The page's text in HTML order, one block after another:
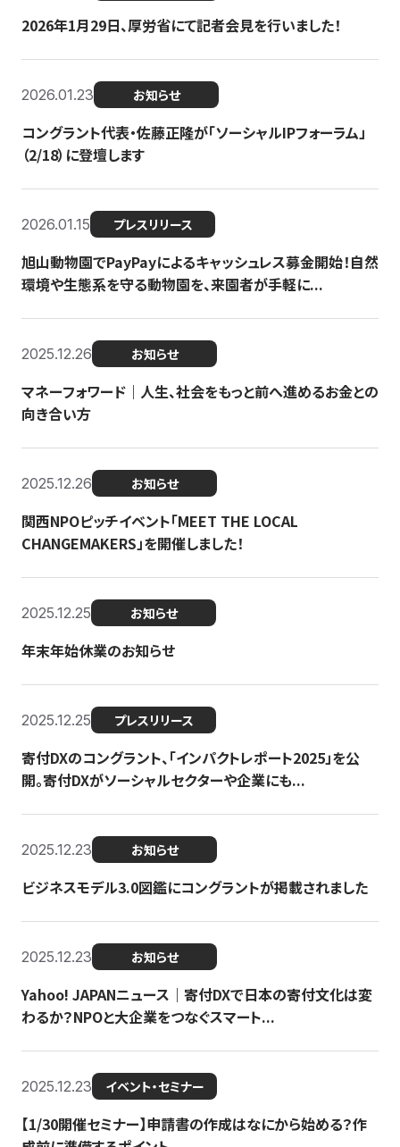
2026年1月29日、厚労省にて記者会見を行いました！
2026.01.23 お知らせ
コングラント代表・佐藤正隆が「ソーシャルIPフォーラム」
（2/18）に登壇します
2026.01.15 プレスリリース
旭山動物園でPayPayによるキャッシュレス募金開始！自然
環境や生態系を守る動物園を、来園者が手軽に...
2025.12.26 お知らせ
マネーフォワード｜人生、社会をもっと前へ進めるお金との
向き合い方
2025.12.26 お知らせ
関西NPOピッチイベント「MEET THE LOCAL
CHANGEMAKERS」を開催しました！
2025.12.25 お知らせ
年末年始休業のお知らせ
2025.12.25 プレスリリース
寄付DXのコングラント、「インパクトレポート2025」を公
開。寄付DXがソーシャルセクターや企業にも...
2025.12.23 お知らせ
ビジネスモデル3.0図鑑にコングラントが掲載されました
2025.12.23 お知らせ
Yahoo! JAPANニュース｜寄付DXで日本の寄付文化は変
わるか？NPOと大企業をつなぐスマート...
2025.12.23 イベント・セミナー
【1/30開催セミナー】申請書の作成はなにから始める？作